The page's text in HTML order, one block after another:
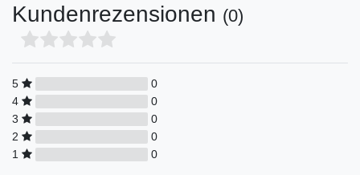
Kundenrezensionen (0)
5
0
4
0
3
0
2
0
1
0